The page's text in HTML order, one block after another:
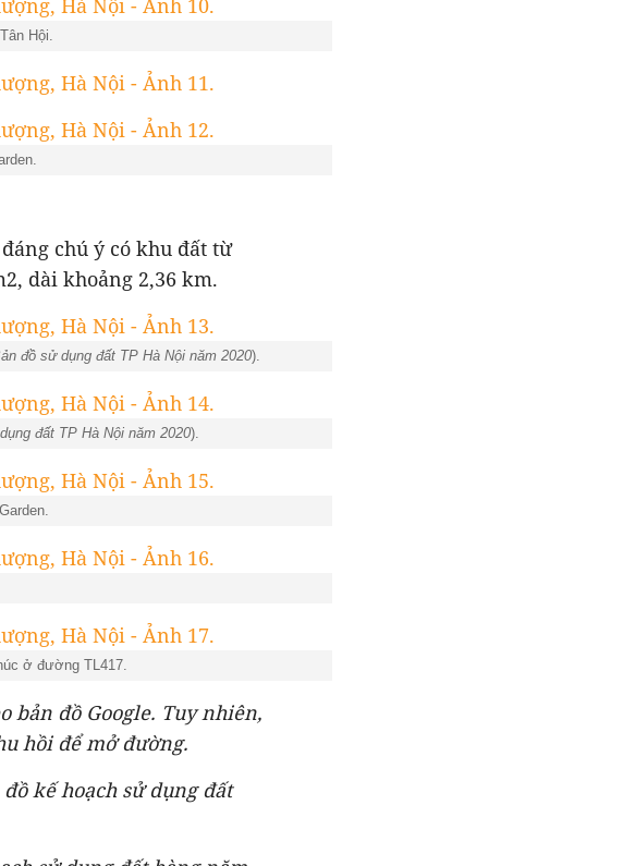
Hội.
chú ý có khu đất từ
dài khoảng 2,36 km.
đồ sử dụng đất TP Hà Nội năm 2020).
đất TP Hà Nội năm 2020).
ở đường TL417.
bản đồ Google. Tuy nhiên,
hồi để mở đường.
kế hoạch sử dụng đất